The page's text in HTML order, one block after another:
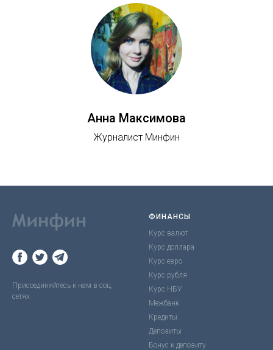
Анна Максимова
Журналист Минфин
Присоединяйтесь к нам в соц.
сетях
ФИНАНСЫ
Курс валют
Курс доллара
Курс евро
Курс рубля
Курс НБУ
Межбанк
Кредиты
Депозиты
Бонус к депозиту